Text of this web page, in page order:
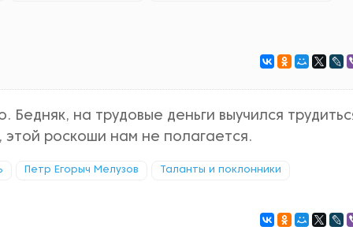
на трудовые деньги выучился
этой роскоши нам не полагается.
Петр Егорыч Мелузов Таланты и поклонники